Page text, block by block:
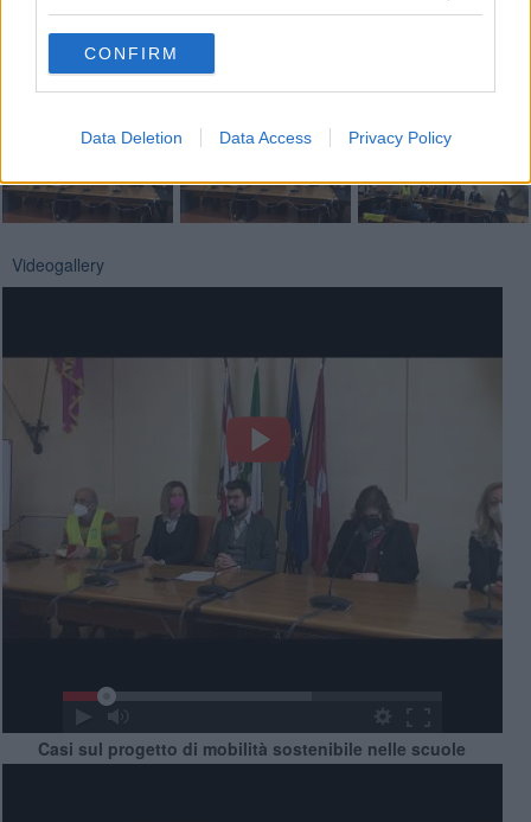
CONFIRM
Data Deletion Data Access Privacy Policy
Basta cliccareQUI
Fotogallery
Videogallery
Casi sul progetto di mobilità sostenibile nelle scuole